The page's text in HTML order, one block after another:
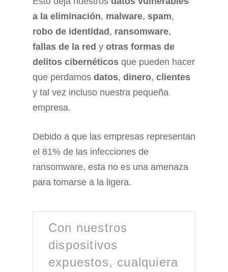
a la eliminación, malware, spam,
robo de identidad , ransomware,
fallas de la red y otras formas de
delitos cibernéticos que pueden hacer
que perdamos datos, dinero, clientes
y tal vez incluso nuestra pequeña
empresa.
Debido a que las empresas representan
el 81% de las infecciones de
ransomware, esta no es una amenaza
para tomarse a la ligera.
Con nuestros
dispositivos
expuestos, cualquiera